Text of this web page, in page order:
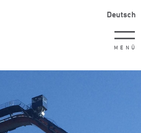
Deutsch
MENÜ